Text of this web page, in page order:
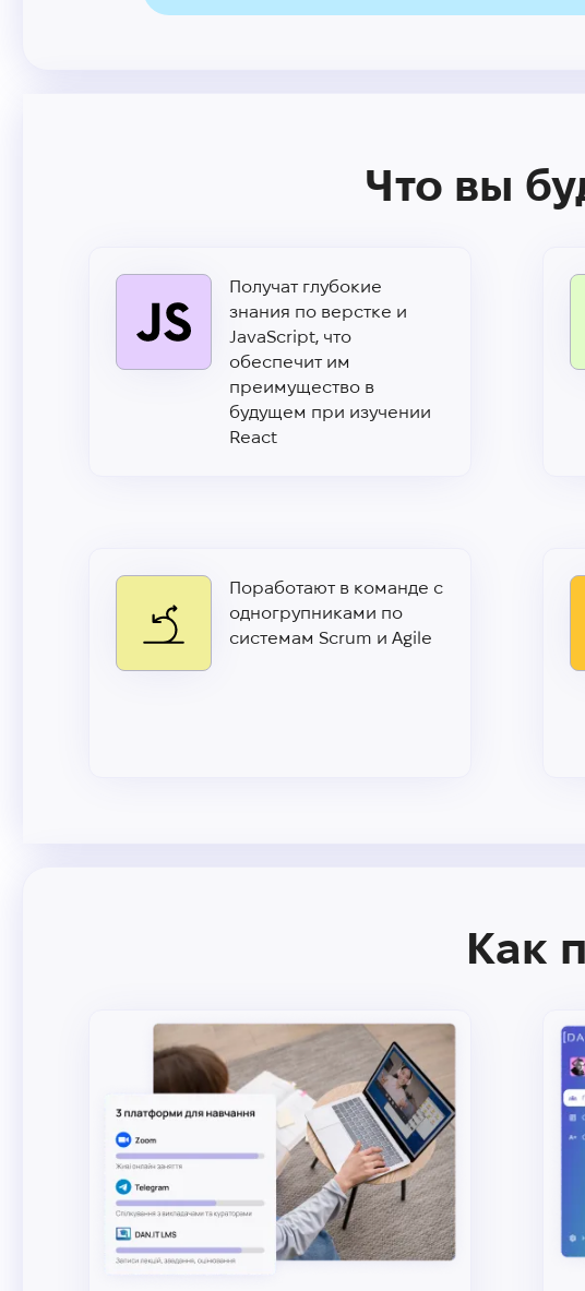
Что вы
Получат глубокие
знания по верстке и
JavaScript, что
обеспечит им
преимущество в
будущем при изучении
React
Поработают в команде с
одногрупниками по
системам Scrum и Agile
Как